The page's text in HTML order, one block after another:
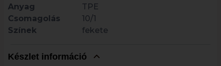
Anyag
TPE
Csomagolás
10/1
Színek
fekete
Készlet információ